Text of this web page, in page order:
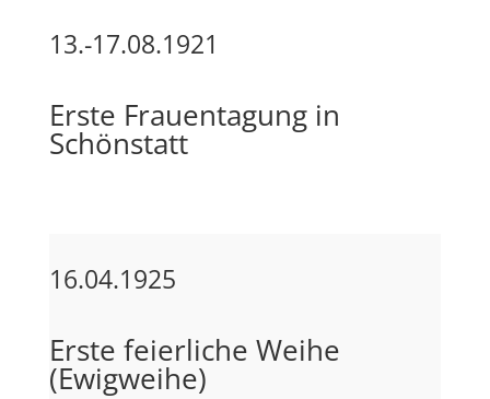
13.-17.08.1921
Erste Frauentagung in
Schönstatt
16.04.1925
Erste feierliche Weihe
(Ewigweihe)